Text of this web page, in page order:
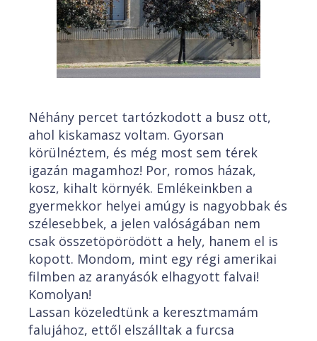
Néhány percet tartózkodott a busz ott,
ahol kiskamasz voltam. Gyorsan
körülnéztem, és még most sem térek
igazán magamhoz! Por, romos házak,
kosz, kihalt környék. Emlékeinkben a
gyermekkor helyei amúgy is nagyobbak és
szélesebbek, a jelen valóságában nem
csak összetöpörödött a hely, hanem el is
kopott. Mondom, mint egy régi amerikai
filmben az aranyásók elhagyott falvai!
Komolyan!
Lassan közeledtünk a keresztmamám
falujához, ettől elszálltak a furcsa